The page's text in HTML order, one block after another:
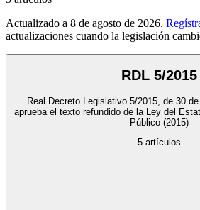
Actualizado a 8 de agosto de 2026.
actualizaciones cuando la legislación
RDL 5/2015
Real Decreto Legislativo 5/2015, de 30
aprueba el texto refundido de la Ley del
Público (2015)
5artículos